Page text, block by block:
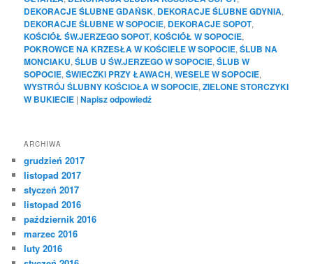
DEKORACJE ŚLUBNE GDAŃSK, DEKORACJE ŚLUBNE GDYNIA,
DEKORACJE ŚLUBNE W SOPOCIE, DEKORACJE SOPOT,
KOŚCIÓŁ ŚW.JERZEGO SOPOT,KOŚCIÓŁ W SOPOCIE,
POKROWCE NA KRZESŁA W KOŚCIELE W SOPOCIE,ŚLUB NA
MONCIAKU,ŚLUB U ŚW.JERZEGO W SOPOCIE,ŚLUB W
SOPOCIE,ŚWIECZKI PRZY ŁAWACH,WESELE W SOPOCIE,
WYSTRÓJ ŚLUBNY KOŚCIOŁA W SOPOCIE,ZIELONE STORCZYKI
W BUKIECIE |Napisz odpowiedź
ARCHIWA
grudzień 2017
listopad 2017
styczeń 2017
listopad 2016
październik 2016
marzec 2016
luty 2016